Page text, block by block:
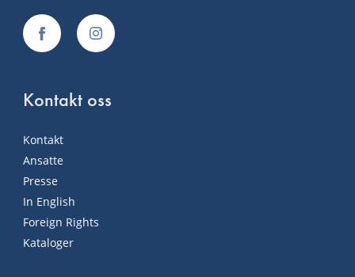
Kontakt oss
Kontakt
Ansatte
Presse
In English
Foreign Rights
Kataloger